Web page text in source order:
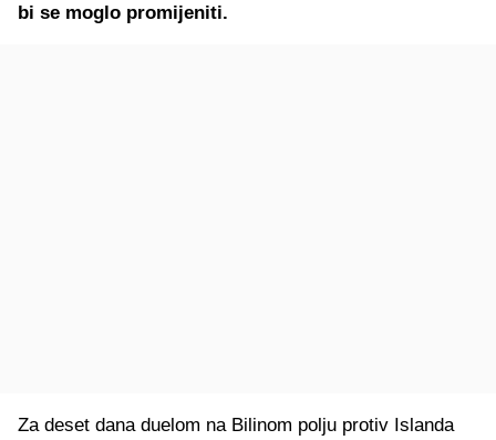
bi se moglo promijeniti.
Za deset dana duelom na Bilinom polju protiv Islanda